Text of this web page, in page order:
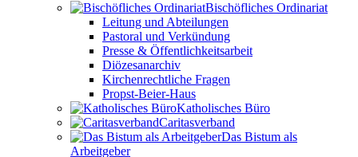
Bischöfliches Ordinariat
Leitung und Abteilungen
Pastoral und Verkündung
Presse & Öffentlichkeitsarbeit
Diözesanarchiv
Kirchenrechtliche Fragen
Propst-Beier-Haus
Katholisches Büro
Caritasverband
Das Bistum als
Arbeitgeber